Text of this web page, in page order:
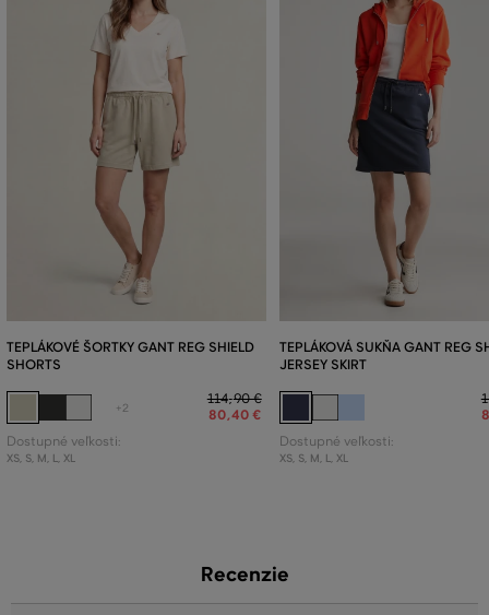
TEPLÁKOVÉ ŠORTKY GANT REG SHIELD
SHORTS
+2
114,90 €
80,40 €
Dostupné veľkosti:
XS, S, M, L, XL
TEPLÁKOVÁ SUKŇA GANT REG
JERSEY SKIRT
Dostupné veľkosti:
XS, S, M, L, XL
Recenzie